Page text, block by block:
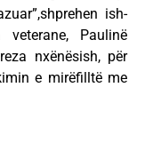
ish-
Paulinë
nxënësish, për
e mirëfilltë me